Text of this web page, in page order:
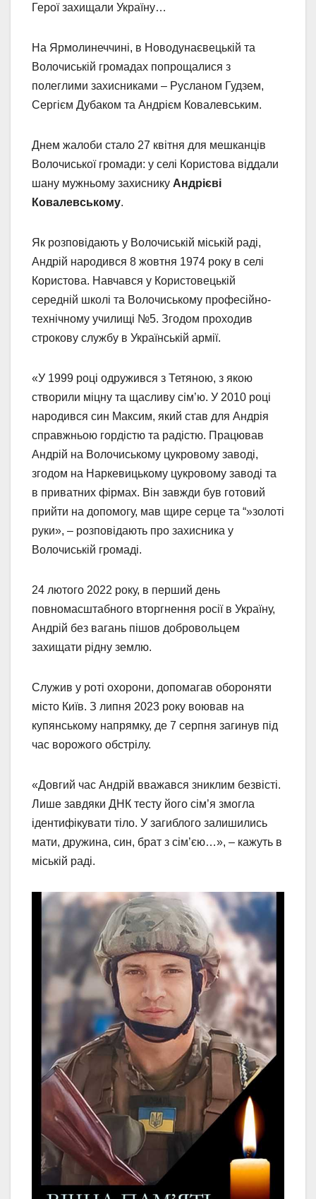
Герої захищали Україну…
На Ярмолинеччині, в Новодунаєвецькій та
Волочиській громадах попрощалися з
полеглими захисниками – Русланом Гудзем,
Сергієм Дубаком та Андрієм Ковалевським.
Днем жалоби стало 27 квітня для мешканців
Волочиської громади: у селі Користова віддали
шану мужньому захиснику Андрієві
Ковалевському.
Як розповідають у Волочиській міській раді,
Андрій народився 8 жовтня 1974 року в селі
Користова. Навчався у Користовецькій
середній школі та Волочиському професійно-
технічному училищі №5. Згодом проходив
строкову службу в Українській армії.
«У 1999 році одружився з Тетяною, з якою
створили міцну та щасливу сім’ю. У 2010 році
народився син Максим, який став для Андрія
справжньою гордістю та радістю. Працював
Андрій на Волочиському цукровому заводі,
згодом на Наркевицькому цукровому заводі та
в приватних фірмах. Він завжди був готовий
прийти на допомогу, мав щире серце та “»золоті
руки», – розповідають про захисника у
Волочиській громаді.
24 лютого 2022 року, в перший день
повномасштабного вторгнення росії в Україну,
Андрій без вагань пішов добровольцем
захищати рідну землю.
Служив у роті охорони, допомагав обороняти
місто Київ. З липня 2023 року воював на
купянському напрямку, де 7 серпня загинув під
час ворожого обстрілу.
«Довгий час Андрій вважався зниклим безвісті.
Лише завдяки ДНК тесту його сім’я змогла
ідентифікувати тіло. У загиблого залишились
мати, дружина, син, брат з сім’єю…», – кажуть в
міській раді.